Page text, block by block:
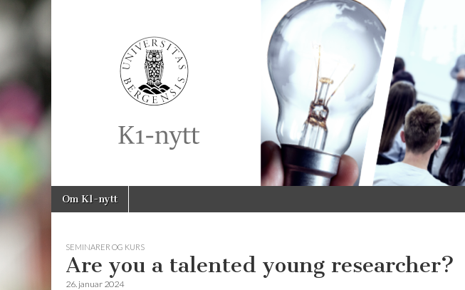
K1-
Nytt
Main
menu
Skip
Om K1-nytt
SEMINARER OG KURS
Are you a talented young researcher?
26. januar 2024